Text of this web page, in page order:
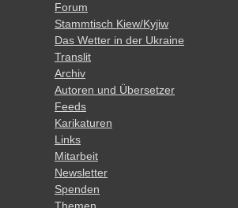
Forum
Stammtisch Kiew/Kyjiw
Das Wetter in der Ukraine
Translit
Archiv
Autoren und Übersetzer
Feeds
Karikaturen
Links
Mitarbeit
Newsletter
Spenden